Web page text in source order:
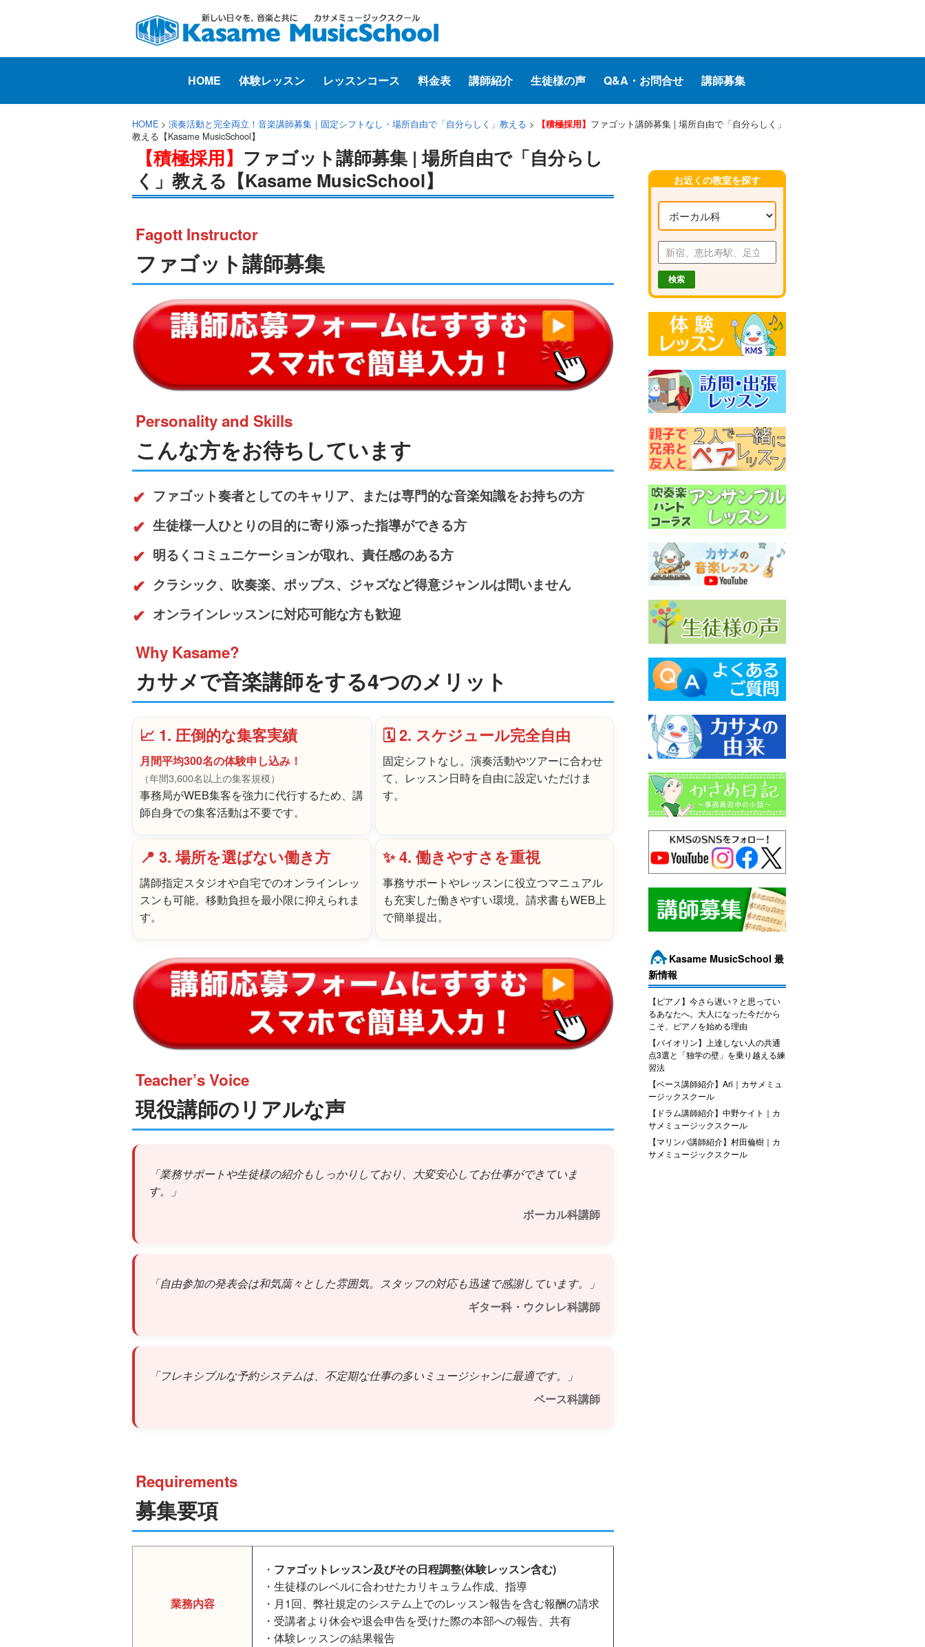
HOME 体験レッスン レッスンコース 料金表 講師紹介 生徒様の声 Q&A・お問合せ 講師募集
HOME > 演奏活動と完全両立！音楽講師募集｜固定シフトなし・場所自由で「自分らしく」教える > 【積極採用】 ファゴット講師募集 | 場所自由で「自分らしく」
教える【Kasame MusicSchool】
【積極採用】 ファゴット講師募集 | 場所自由で「自分らし
く」教える【Kasame MusicSchool】
Fagott Instructor
ファゴット講師募集
Personality and Skills
こんな方をお待ちしています
ファゴット奏者としてのキャリア、または専門的な音楽知識をお持ちの方
生徒様一人ひとりの目的に寄り添った指導ができる方
明るくコミュニケーションが取れ、責任感のある方
クラシック、吹奏楽、ポップス、ジャズなど得意ジャンルは問いません
オンラインレッスンに対応可能な方も歓迎
Why Kasame?
カサメで音楽講師をする4つのメリット
📈 1. 圧倒的な集客実績
月間平均300名の体験申し込み！
（年間3,600名以上の集客規模）
事務局がWEB集客を強力に代行するため、講
師自身での集客活動は不要です。
🗓️ 2. スケジュール完全自由
固定シフトなし。演奏活動やツアーに合わせ
て、レッスン日時を自由に設定いただけま
す。
📍 3. 場所を選ばない働き方
講師指定スタジオや自宅でのオンラインレッ
スンも可能。移動負担を最小限に抑えられま
す。
✨ 4. 働きやすさを重視
事務サポートやレッスンに役立つマニュアル
も充実した働きやすい環境。請求書もWEB上
で簡単提出。
Teacher’s Voice
現役講師のリアルな声
「業務サポートや生徒様の紹介もしっかりしており、大変安心してお仕事ができていま
す。」
ボーカル科講師
「自由参加の発表会は和気藹々とした雰囲気。スタッフの対応も迅速で感謝しています。」
ギター科・ウクレレ科講師
「フレキシブルな予約システムは、不定期な仕事の多いミュージシャンに最適です。」
ベース科講師
Requirements
募集要項
業務内容
・ ファゴットレッスン及びその日程調整(体験レッスン含む)
・生徒様のレベルに合わせたカリキュラム作成、指導
・月1回、弊社規定のシステム上でのレッスン報告を含む報酬の請求
・受講者より休会や退会申告を受けた際の本部への報告、共有
・体験レッスンの結果報告
お近くの教室を探す
Kasame MusicSchool 最
新情報
【ピアノ】今さら遅い？と思ってい
るあなたへ。大人になった今だから
こそ、ピアノを始める理由
【バイオリン】上達しない人の共通
点3選と「独学の壁」を乗り越える練
習法
【ベース講師紹介】Ari｜カサメミュ
ージックスクール
【ドラム講師紹介】中野ケイト｜カ
サメミュージックスクール
【マリンバ講師紹介】村田倫樹｜カ
サメミュージックスクール